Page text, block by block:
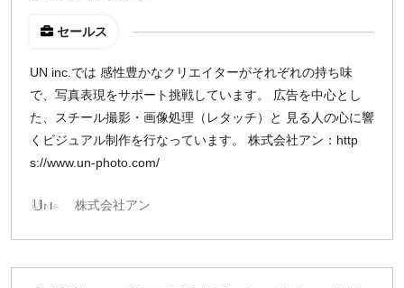
セールス
UN inc.では 感性豊かなクリエイターがそれぞれの持ち味
で、写真表現をサポート挑戦しています。 広告を中心とし
た、スチール撮影・画像処理（レタッチ）と 見る人の心に響
くビジュアル制作を行なっています。 株式会社アン：http
s://www.un-photo.com/
株式会社アン